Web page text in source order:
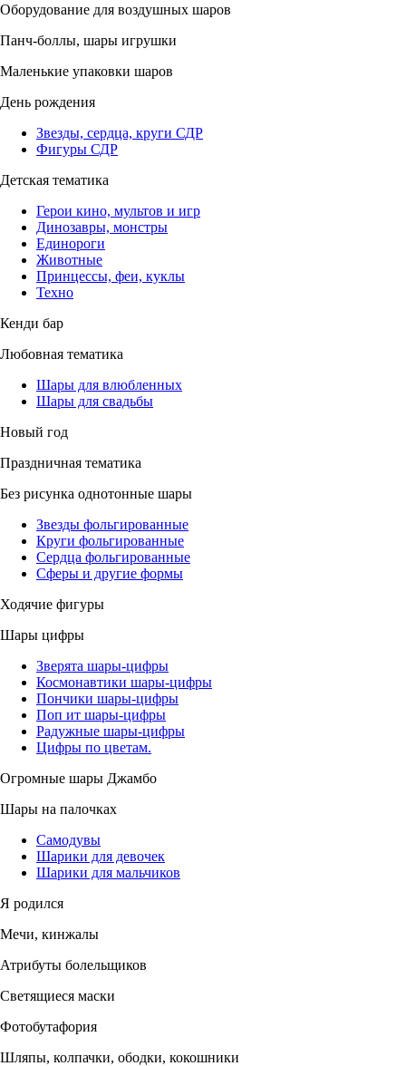
Оборудование для воздушных шаров
Панч-боллы, шары игрушки
Маленькие упаковки шаров
День рождения
Звезды, сердца, круги СДР
Фигуры СДР
Детская тематика
Герои кино, мультов и игр
Динозавры, монстры
Единороги
Животные
Принцессы, феи, куклы
Техно
Кенди бар
Любовная тематика
Шары для влюбленных
Шары для свадьбы
Новый год
Праздничная тематика
Без рисунка однотонные шары
Звезды фольгированные
Круги фольгированные
Сердца фольгированные
Сферы и другие формы
Ходячие фигуры
Шары цифры
Зверята шары-цифры
Космонавтики шары-цифры
Пончики шары-цифры
Поп ит шары-цифры
Радужные шары-цифры
Цифры по цветам.
Огромные шары Джамбо
Шары на палочках
Самодувы
Шарики для девочек
Шарики для мальчиков
Я родился
Мечи, кинжалы
Атрибуты болельщиков
Светящиеся маски
Фотобутафория
Шляпы, колпачки, ободки, кокошники